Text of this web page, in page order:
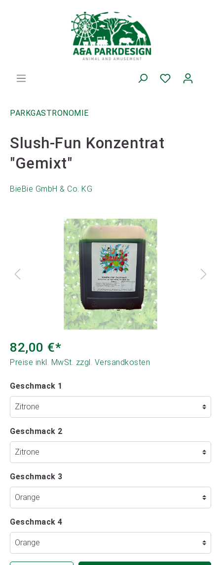
PARKGASTRONOMIE
Slush-Fun Konzentrat
"Gemixt"
BieBie GmbH & Co. KG
82,00 €*
Preise inkl. MwSt. zzgl. Versandkosten
Geschmack 1
Geschmack 2
Geschmack 3
Geschmack 4